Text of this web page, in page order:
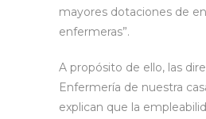
mayores dotaciones de
enfermeras”.
A propósito de ello, las
Enfermería de nuestra
explican que la